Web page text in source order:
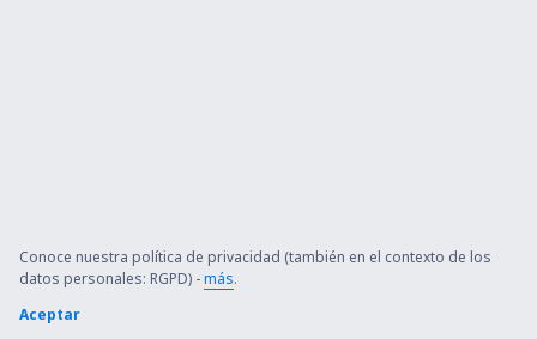
Conoce nuestra política de privacidad (también en el contexto de los
datos personales: RGPD) -más.
Aceptar